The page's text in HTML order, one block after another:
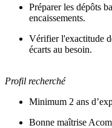
Préparer les dépôts
encaissements.
Vérifier l'exactitude
écarts au besoin.
Profil recherché
Minimum 2 ans
Bonne maîtrise